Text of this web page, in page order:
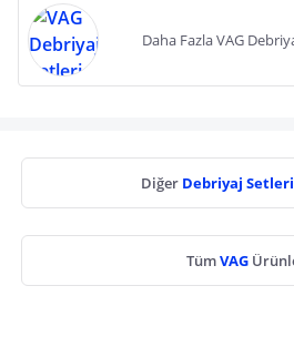
Daha Fazla VAG
Diğer Debriyaj Setleri
TümVAG